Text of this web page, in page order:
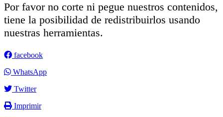
Por favor no corte ni pegue nuestros contenidos,
tiene la posibilidad de redistribuirlos usando
nuestras herramientas.
facebook
WhatsApp
Twitter
Imprimir